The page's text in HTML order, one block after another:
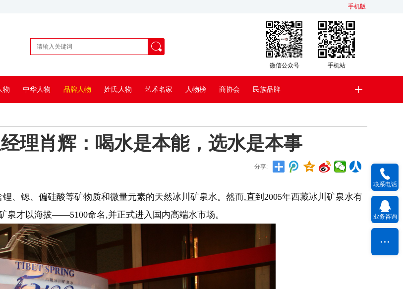
手机版
手机站
微信公众号
物 中华人物 品牌人物 姓氏人物 艺术名家 人物榜 商协会 民族品牌
理肖辉：喝水是本能，选水是本事
分享:
、锶、偏硅酸等矿物质和微量元素的天然冰川矿泉水。然而,直到2005年西藏冰川矿泉水有
泉才以海拔——5100命名,并正式进入国内高端水市场。
联系电话
业务咨询